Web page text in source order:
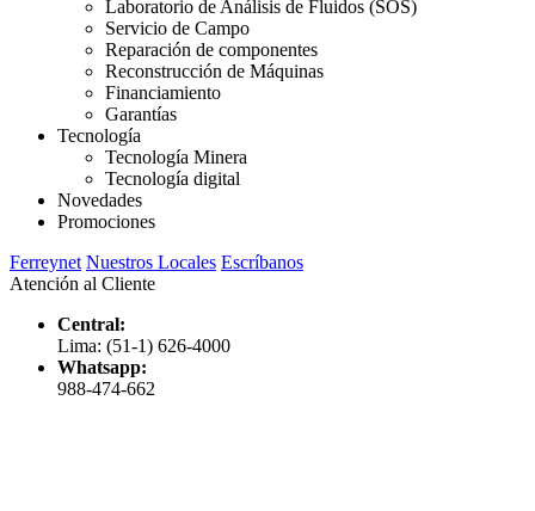
Laboratorio de Análisis de Fluidos (SOS)
Servicio de Campo
Reparación de componentes
Reconstrucción de Máquinas
Financiamiento
Garantías
Tecnología
Tecnología Minera
Tecnología digital
Novedades
Promociones
Ferreynet Nuestros Locales Escríbanos
Atención al Cliente
Central:
Lima: (51-1) 626-4000
Whatsapp:
988-474-662